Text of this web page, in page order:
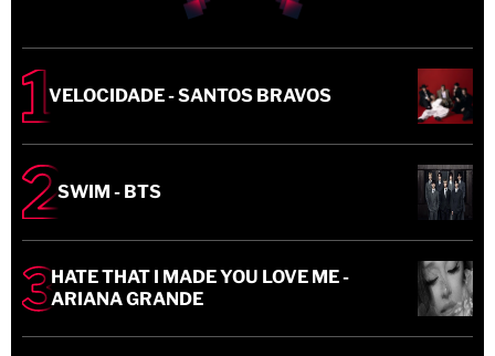
VELOCIDADE - SANTOS BRAVOS
SWIM - BTS
HATE THAT I MADE YOU LOVE ME -
ARIANA GRANDE